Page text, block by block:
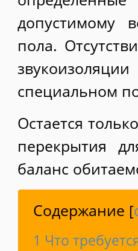
допустимому
пола.
специальном
Остается
перекрытия
баланс
Содержание [
1 Что